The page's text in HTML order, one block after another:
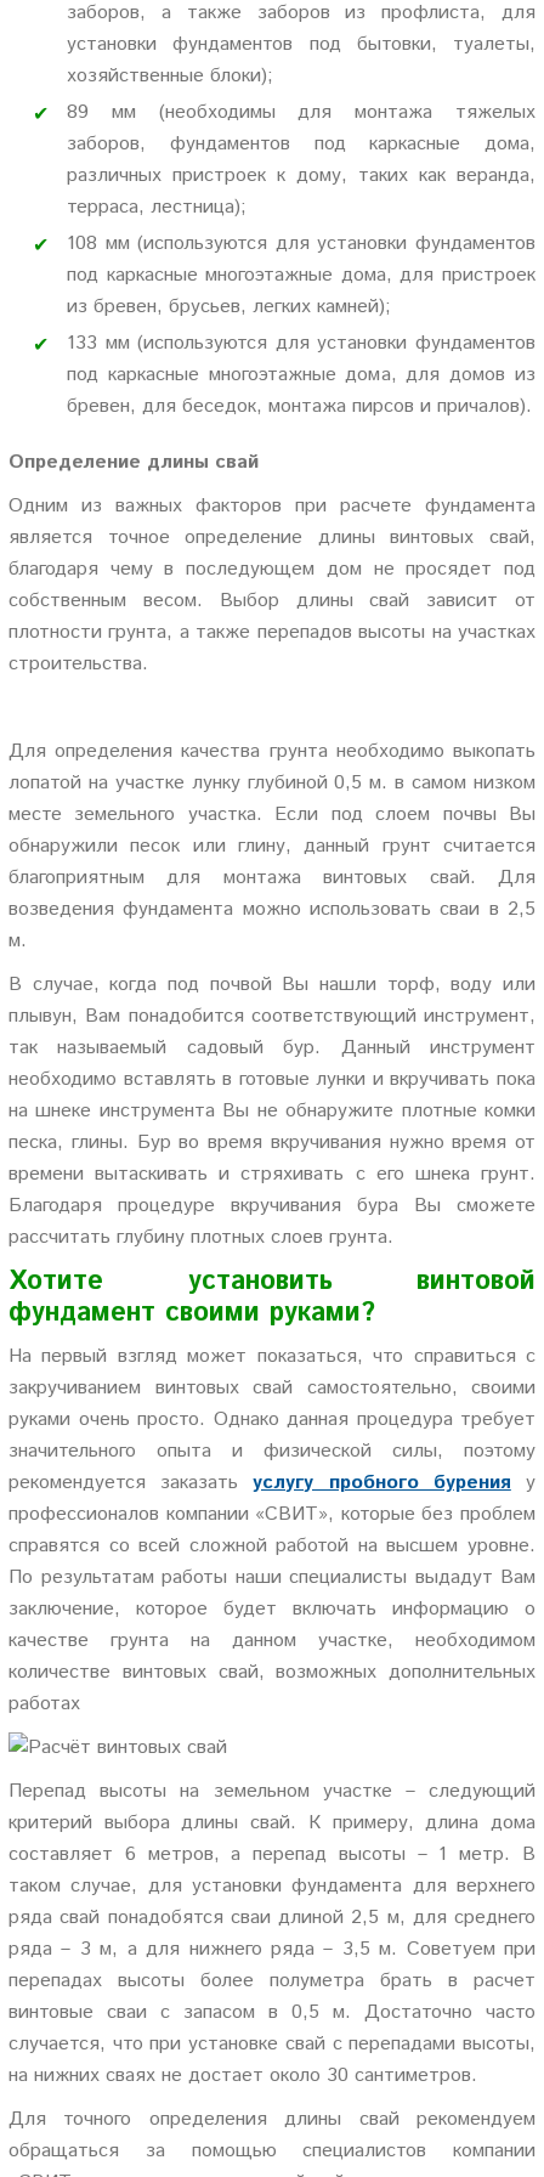
заборов, а также заборов из профлиста, для
установки фундаментов под бытовки, туалеты,
хозяйственные блоки);
89 мм (необходимы для монтажа тяжелых
заборов, фундаментов под каркасные дома,
различных пристроек к дому, таких как веранда,
терраса, лестница);
108 мм (используются для установки фундаментов
под каркасные многоэтажные дома, для пристроек
из бревен, брусьев, легких камней);
133 мм (используются для установки фундаментов
под каркасные многоэтажные дома, для домов из
бревен, для беседок, монтажа пирсов и причалов).
Определение длины свай
Одним из важных факторов при расчете фундамента
является точное определение длины винтовых свай,
благодаря чему в последующем дом не просядет под
собственным весом. Выбор длины свай зависит от
плотности грунта, а также перепадов высоты на участках
строительства.
Для определения качества грунта необходимо выкопать
лопатой на участке лунку глубиной 0,5 м. в самом низком
месте земельного участка. Если под слоем почвы Вы
обнаружили песок или глину, данный грунт считается
благоприятным для монтажа винтовых свай. Для
возведения фундамента можно использовать сваи в 2,5
м.
В случае, когда под почвой Вы нашли торф, воду или
плывун, Вам понадобится соответствующий инструмент,
так называемый садовый бур. Данный инструмент
необходимо вставлять в готовые лунки и вкручивать пока
на шнеке инструмента Вы не обнаружите плотные комки
песка, глины. Бур во время вкручивания нужно время от
времени вытаскивать и стряхивать с его шнека грунт.
Благодаря процедуре вкручивания бура Вы сможете
рассчитать глубину плотных слоев грунта.
Хотите установить винтовой
фундамент своими руками?
На первый взгляд может показаться, что справиться с
закручиванием винтовых свай самостоятельно, своими
руками очень просто. Однако данная процедура требует
значительного опыта и физической силы, поэтому
рекомендуется заказатьуслугу пробного буренияу
профессионалов компании «СВИТ», которые без проблем
справятся со всей сложной работой на высшем уровне.
По результатам работы наши специалисты выдадут Вам
заключение, которое будет включать информацию о
качестве грунта на данном участке, необходимом
количестве винтовых свай, возможных дополнительных
работах
Перепад высоты на земельном участке – следующий
критерий выбора длины свай. К примеру, длина дома
составляет 6 метров, а перепад высоты – 1 метр. В
таком случае, для установки фундамента для верхнего
ряда свай понадобятся сваи длиной 2,5 м, для среднего
ряда – 3 м, а для нижнего ряда – 3,5 м. Советуем при
перепадах высоты более полуметра брать в расчет
винтовые сваи с запасом в 0,5 м. Достаточно часто
случается, что при установке свай с перепадами высоты,
на нижних сваях не достает около 30 сантиметров.
Для точного определения длины свай рекомендуем
обращаться за помощью специалистов компании